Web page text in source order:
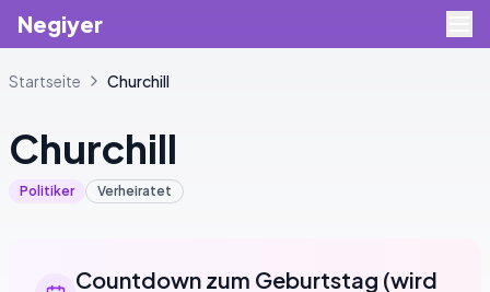
Negiyer
Startseite Churchill
Churchill
Politiker Verheiratet
Countdown zum Geburtstag (wird